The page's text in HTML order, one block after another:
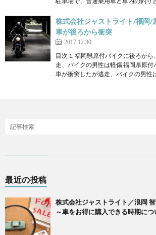
株式会社ジャストライト/福岡/
車が後ろから衝突
2017.12.30
目次 1. 福岡県原付バイクに後ろか
走、バイクの男性は軽傷 福岡県原
車が衝突したが逃走、バイクの男性
最近の投稿
株式会社ジャストライト／浪岡
～車をお得に購入できる時期につ